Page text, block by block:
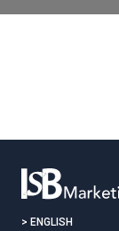
> ENGLISH